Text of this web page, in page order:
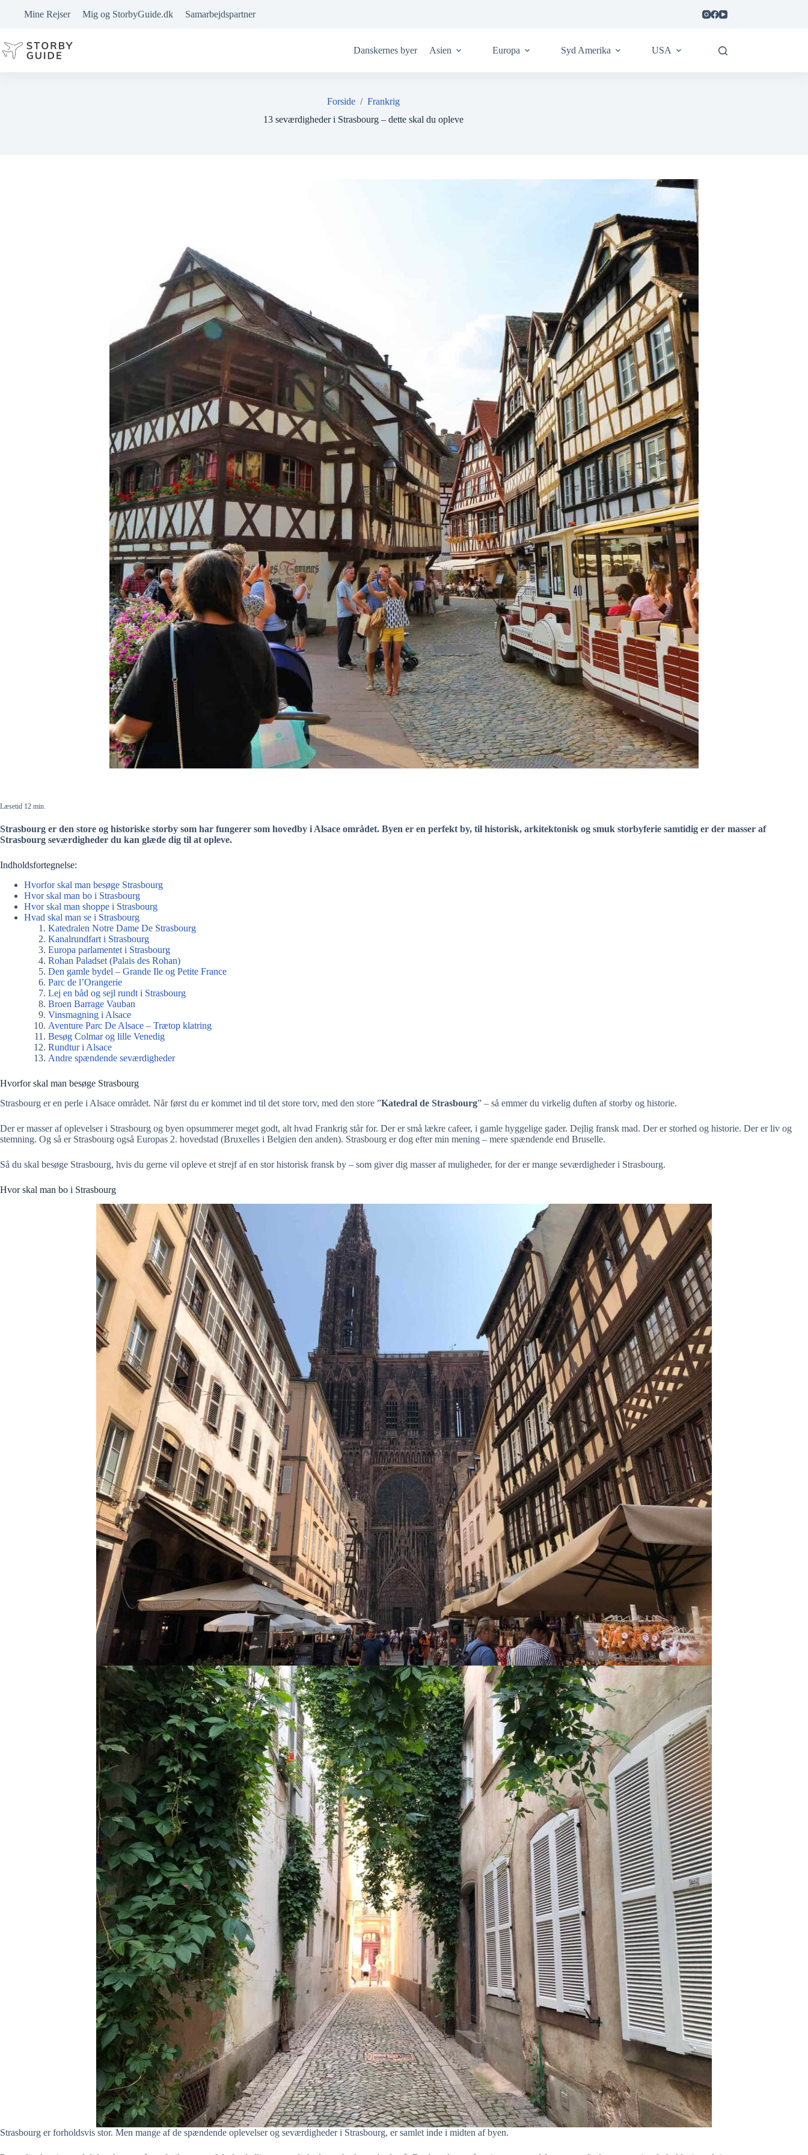
Mine Rejser Mig og StorbyGuide.dk Samarbejdspartner
Danskernes byer Asien Europa Syd Amerika USA
Forside /Frankrig
13 seværdigheder i Strasbourg – dette skal du opleve
Læsetid 12 min.
Strasbourg er den store og historiske storby som har fungerer som hovedby i Alsace området. Byen er en perfekt by, til historisk, arkitektonisk og smuk storbyferie samtidig er der masser af
Strasbourg seværdigheder du kan glæde dig til at opleve.
Indholdsfortegnelse:
Hvorfor skal man besøge Strasbourg
Hvor skal man bo i Strasbourg
Hvor skal man shoppe i Strasbourg
Hvad skal man se i Strasbourg
Katedralen Notre Dame De Strasbourg
Kanalrundfart i Strasbourg
Europa parlamentet i Strasbourg
Rohan Paladset (Palais des Rohan)
Den gamle bydel – Grande Ile og Petite France
Parc de l’Orangerie
Lej en båd og sejl rundt i Strasbourg
Broen Barrage Vauban
Vinsmagning i Alsace
Aventure Parc De Alsace – Trætop klatring
Besøg Colmar og lille Venedig
Rundtur i Alsace
Andre spændende seværdigheder
Hvorfor skal man besøge Strasbourg
Strasbourg er en perle i Alsace området. Når først du er kommet ind til det store torv, med den store ”Katedral de Strasbourg” – så emmer du virkelig duften af storby og historie.
Der er masser af oplevelser i Strasbourg og byen opsummerer meget godt, alt hvad Frankrig står for. Der er små lækre cafeer, i gamle hyggelige gader. Dejlig fransk mad. Der er storhed og historie. Der er liv og
stemning. Og så er Strasbourg også Europas 2. hovedstad (Bruxelles i Belgien den anden). Strasbourg er dog efter min mening – mere spændende end Bruselle.
Så du skal besøge Strasbourg, hvis du gerne vil opleve et strejf af en stor historisk fransk by – som giver dig masser af muligheder, for der er mange seværdigheder i Strasbourg.
Hvor skal man bo i Strasbourg
Strasbourg er forholdsvis stor. Men mange af de spændende oplevelser og seværdigheder i Strasbourg, er samlet inde i midten af byen.